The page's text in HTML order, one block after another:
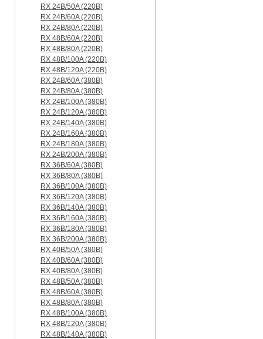
RX 24B/50A (220B)
RX 24B/60A (220B)
RX 24B/80A (220B)
RX 48B/60A (220B)
RX 48B/80A (220B)
RX 48B/100A (220B)
RX 48B/120A (220B)
RX 24B/60A (380B)
RX 24B/80A (380B)
RX 24B/100A (380B)
RX 24B/120A (380B)
RX 24B/140A (380B)
RX 24B/160A (380B)
RX 24B/180A (380B)
RX 24B/200A (380B)
RX 36B/60A (380B)
RX 36B/80A (380B)
RX 36B/100A (380B)
RX 36B/120A (380B)
RX 36B/140A (380B)
RX 36B/160A (380B)
RX 36B/180A (380B)
RX 36B/200A (380B)
RX 40B/50A (380B)
RX 40B/60A (380B)
RX 40B/80A (380B)
RX 48B/50A (380B)
RX 48B/60A (380B)
RX 48B/80A (380B)
RX 48B/100A (380B)
RX 48B/120A (380B)
RX 48B/140A (380B)